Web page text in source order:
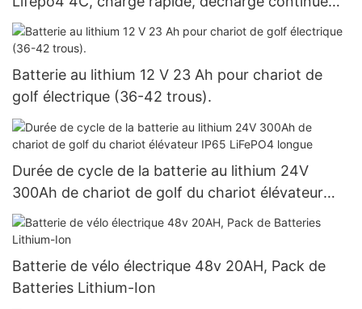
5C
Batterie au lithium 12 V 23 Ah pour chariot de
golf électrique (36-42 trous).
Durée de cycle de la batterie au lithium 24V
300Ah de chariot de golf du chariot élévateur
IP65 LiFePO4 longue
Batterie de vélo électrique 48v 20AH, Pack de
Batteries Lithium-Ion